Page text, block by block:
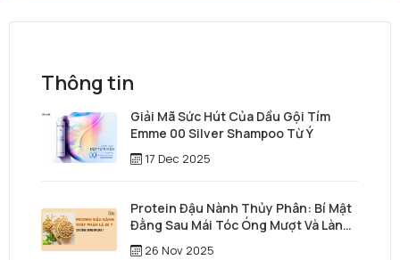
Thông tin
Giải Mã Sức Hút Của Dầu Gội Tím
Emme 00 Silver Shampoo Từ Ý
17 Dec 2025
Protein Đậu Nành Thủy Phân: Bí Mật
Đằng Sau Mái Tóc Óng Mượt Và Làn
Da Trẻ Trung
26 Nov 2025